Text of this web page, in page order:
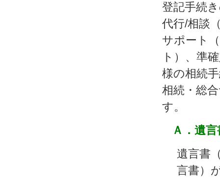
登記手続
代行/相談
サポート
ト）、準
様の相続
相続・総
す。
Ａ．遺
遺言書
言書）